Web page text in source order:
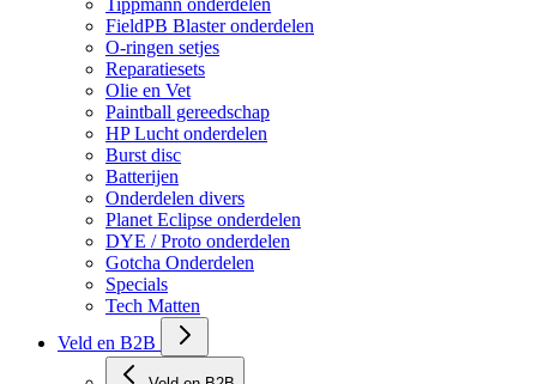
Bekijk alles
Tippmann onderdelen
FieldPB Blaster onderdelen
O-ringen setjes
Reparatiesets
Olie en Vet
Paintball gereedschap
HP Lucht onderdelen
Burst disc
Batterijen
Onderdelen divers
Planet Eclipse onderdelen
DYE / Proto onderdelen
Gotcha Onderdelen
Specials
Tech Matten
Veld en B2B